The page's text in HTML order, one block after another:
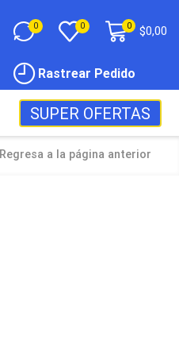
0 0 0 $0,00
Rastrear Pedido
SUPER OFERTAS
Regresa a la página anterior